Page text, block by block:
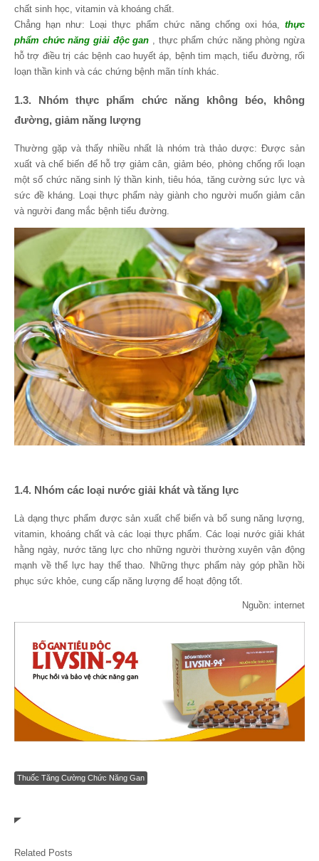
chất sinh học, vitamin và khoáng chất.
Chẳng hạn như: Loại thực phẩm chức năng chống oxi hóa, thực
phẩm chức năng giải độc gan , thực phẩm chức năng phòng ngừa
hỗ trợ điều trị các bệnh cao huyết áp, bệnh tim mạch, tiểu đường, rối
loạn thần kinh và các chứng bệnh mãn tính khác.
1.3. Nhóm thực phẩm chức năng không béo, không
đường, giảm năng lượng
Thường gặp và thấy nhiều nhất là nhóm trà thảo dược: Được sản
xuất và chế biến để hỗ trợ giảm cân, giảm béo, phòng chống rối loạn
một số chức năng sinh lý thần kinh, tiêu hóa, tăng cường sức lực và
sức đề kháng. Loại thực phẩm này giành cho người muốn giảm cân
và người đang mắc bệnh tiểu đường.
1.4. Nhóm các loại nước giải khát và tăng lực
Là dạng thực phẩm được sản xuất chế biến và bổ sung năng lượng,
vitamin, khoáng chất và các loại thực phẩm. Các loại nước giải khát
hằng ngày, nước tăng lực cho những người thường xuyên vận động
mạnh về thể lực hay thể thao. Những thực phẩm này góp phần hồi
phục sức khỏe, cung cấp năng lượng để hoạt động tốt.
Nguồn: internet
Thuốc Tăng Cường Chức Năng Gan
Related Posts